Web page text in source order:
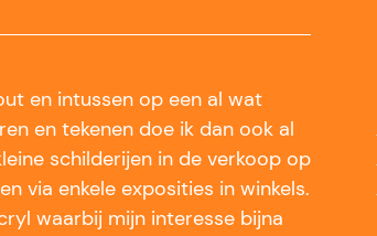
en intussen op een al wat
en tekenen doe ik dan ook al
schilderijen in de verkoop op
via enkele exposities in winkels.
waarbij mijn interesse bijna